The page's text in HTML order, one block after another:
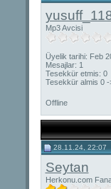
Mp3 Avcisi
Üyelik tarihi: Feb
Mesajlar: 1
Tesekkür etmis: 0
Tesekkür almis 0 -
Offline
28.11.24, 22:07
Seytan
Herkonu.com